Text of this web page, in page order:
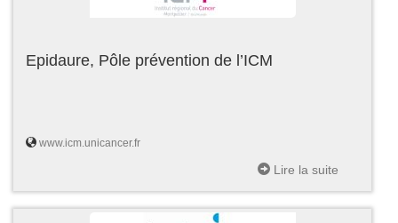
Epidaure, Pôle prévention de l’ICM
www.icm.unicancer.fr
Lire la suite